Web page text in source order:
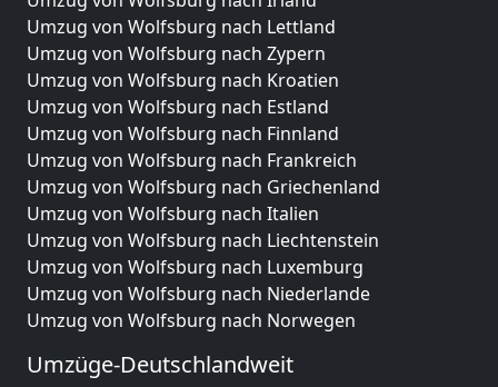
Umzug von Wolfsburg nach Lettland
Umzug von Wolfsburg nach Zypern
Umzug von Wolfsburg nach Kroatien
Umzug von Wolfsburg nach Estland
Umzug von Wolfsburg nach Finnland
Umzug von Wolfsburg nach Frankreich
Umzug von Wolfsburg nach Griechenland
Umzug von Wolfsburg nach Italien
Umzug von Wolfsburg nach Liechtenstein
Umzug von Wolfsburg nach Luxemburg
Umzug von Wolfsburg nach Niederlande
Umzug von Wolfsburg nach Norwegen
Umzüge-Deutschlandweit